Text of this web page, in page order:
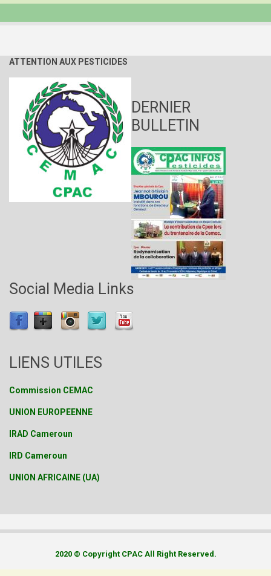
et
les
aliments
en
Afrique
centrale
ATTENTION AUX PESTICIDES
DERNIER
BULLETIN
Social Media Links
LIENS UTILES
Commission CEMAC
UNION EUROPEENNE
IRAD Cameroun
IRD Cameroun
UNION AFRICAINE (UA)
2020 © Copyright CPAC All Right Reserved.